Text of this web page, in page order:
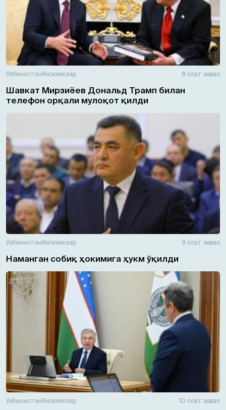
ЎзбекистонЯнгиликлар 8 соат аввал
Шавкат Мирзиёев Дональд Трамп билан
телефон орқали мулоқот қилди
ЎзбекистонЯнгиликлар 9 соат аввал
Наманган собиқ ҳокимига ҳукм ўқилди
ЎзбекистонЯнгиликлар 10 соат аввал